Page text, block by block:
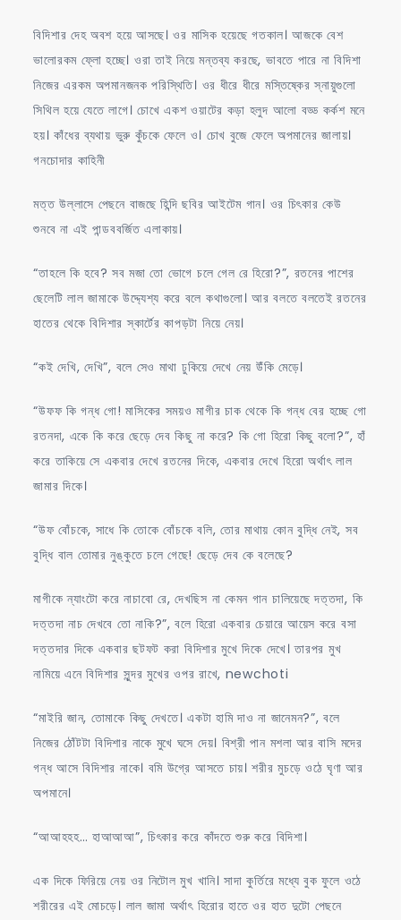
বিদিশার দেহ অবশ হয়ে আসছে। ওর মাসিক হয়েছে গতকাল। আজকে বেশ
ভালোরকম ফ্লো হচ্ছে। ওরা তাই নিয়ে মন্তব্য করছে, ভাবতে পারে না বিদিশা
নিজের এরকম অপমানজনক পরিস্থিতি। ওর ধীরে ধীরে মস্তিষ্কের স্নায়ুগুলো
সিথিল হয়ে যেতে লাগে। চোখে একশ ওয়াটের কড়া হলুদ আলো বড্ড কর্কশ মনে
হয়। কাঁধের ব্যথায় ভুরু কুঁচকে ফেলে ও। চোখ বুজে ফেলে অপমানের জালায়।
গনচোদার কাহিনী
মত্ত উল্লাসে পেছনে বাজছে হিন্দি ছবির আইটেম গান। ওর চিৎকার কেউ
শুনবে না এই পান্ডববর্জিত এলাকায়।
“তাহলে কি হবে? সব মজা তো ভোগে চলে গেল রে হিরো?”, রতনের পাশের
ছেলেটি লাল জামাকে উদ্দ্যেশ্য করে বলে কথাগুলো। আর বলতে বলতেই রতনের
হাতের থেকে বিদিশার স্কার্টের কাপড়টা নিয়ে নেয়।
“কই দেখি, দেখি”, বলে সেও মাথা ঢুকিয়ে দেখে নেয় উঁকি মেড়ে।
“উফফ কি গন্ধ গো! মাসিকের সময়ও মাগীর চাক থেকে কি গন্ধ বের হচ্ছে গো
রতনদা, একে কি করে ছেড়ে দেব কিছু না করে? কি গো হিরো কিছু বলো?”, হাঁ
করে তাকিয়ে সে একবার দেখে রতনের দিকে, একবার দেখে হিরো অর্থাৎ লাল
জামার দিকে।
“উফ বোঁচকে, সাধে কি তোকে বোঁচকে বলি, তোর মাথায় কোন বুদ্ধি নেই, সব
বুদ্ধি বাল তোমার নুঙ্কুতে চলে গেছে! ছেড়ে দেব কে বলেছে?
মাগীকে ন্যাংটো করে নাচাবো রে, দেখছিস না কেমন গান চালিয়েছে দত্তদা, কি
দত্তদা নাচ দেখবে তো নাকি?”, বলে হিরো একবার চেয়ারে আয়েস করে বসা
দত্তদার দিকে একবার ছটফট করা বিদিশার মুখে দিকে দেখে। তারপর মুখ
নামিয়ে এনে বিদিশার সুন্দর মুখের ওপর রাখে, newchoti
“মাইরি জান, তোমাকে কিছু দেখতে। একটা হামি দাও না জানেমন?”, বলে
নিজের ঠোঁটটা বিদিশার নাকে মুখে ঘসে দেয়। বিশ্রী পান মশলা আর বাসি মদের
গন্ধ আসে বিদিশার নাকে। বমি উগ্রে আসতে চায়। শরীর মুচড়ে ওঠে ঘৃণা আর
অপমানে।
“আআহহহ… হাআআআ”, চিৎকার করে কাঁদতে শুরু করে বিদিশা।
এক দিকে ফিরিয়ে নেয় ওর নিটোল মুখ খানি। সাদা কুর্তিরে মধ্যে বুক ফুলে ওঠে
শরীরের এই মোচড়ে। লাল জামা অর্থাৎ হিরোর হাতে ওর হাত দুটো পেছনে